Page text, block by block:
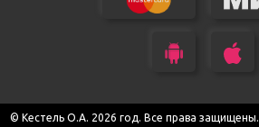
© Кестель О.А. 2026 год. Все права защищены.